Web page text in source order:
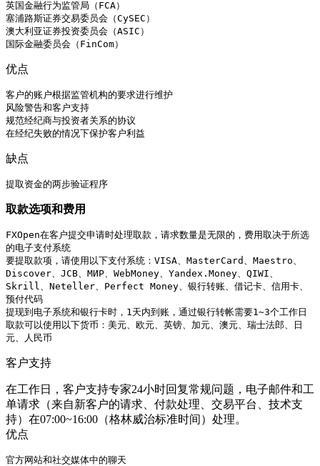
英国金融行为监管局（FCA）
塞浦路斯证券交易委员会（CySEC）
澳大利亚证券投资委员会（ASIC）
国际金融委员会（FinCom）
优点
客户的账户根据监管机构的要求进行维护
风险警告和客户支持
规范经纪商与投资者关系的协议
在经纪失败的情况下保护客户利益
缺点
提取资金的两步验证程序
取款选项和费用
FXOpen在客户提交申请时处理取款，请求数量是无限的，费用取决于所选
的电子支付系统
要提取款项，请使用以下支付系统：VISA、MasterCard、Maestro、
Discover、JCB、МИР、WebMoney、Yandex.Money、QIWI、
Skrill、Neteller、Perfect Money、银行转账、借记卡、信用卡、
预付代码
提现到电子系统和银行卡时，1天内到账，通过银行转帐需要1~3个工作日
取款可以使用以下货币：美元、欧元、英镑、加元、澳元、瑞士法郎、日
元、人民币
客户支持
在工作日，客户支持专家24小时回复常规问题，电子邮件和工
单请求（来自新客户的请求、付款处理、交易平台、技术支
持）在07:00~16:00（格林威治标准时间）处理。
优点
官方网站和社交媒体中的聊天